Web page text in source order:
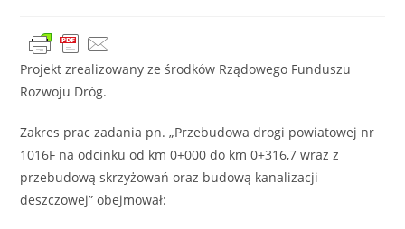
Projekt zrealizowany ze środków Rządowego Funduszu
Rozwoju Dróg.
Zakres prac zadania pn. „Przebudowa drogi powiatowej nr
1016F na odcinku od km 0+000 do km 0+316,7 wraz z
przebudową skrzyżowań oraz budową kanalizacji
deszczowej” obejmował: